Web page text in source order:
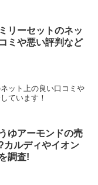
リーセットのネッ
ミや悪い評判など
ット上の良い口コミや
ています！
ゆアーモンドの売
カルディやイオン
調査!